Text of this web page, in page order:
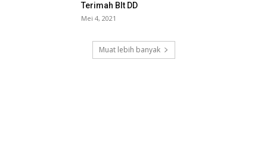
Terimah Blt DD
Mei 4, 2021
Muat lebih banyak